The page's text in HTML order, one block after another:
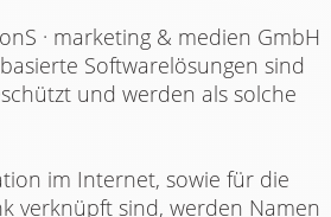
· marketing & medien GmbH
Softwarelösungen sind
und werden als solche
im Internet, sowie für die
verknüpft sind, werden Namen